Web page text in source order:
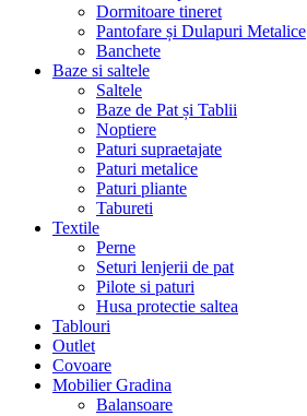
Dormitoare tineret
Pantofare și Dulapuri Metalice
Banchete
Baze si saltele
Saltele
Baze de Pat și Tablii
Noptiere
Paturi supraetajate
Paturi metalice
Paturi pliante
Tabureti
Textile
Perne
Seturi lenjerii de pat
Pilote si paturi
Husa protectie saltea
Tablouri
Outlet
Covoare
Mobilier Gradina
Balansoare